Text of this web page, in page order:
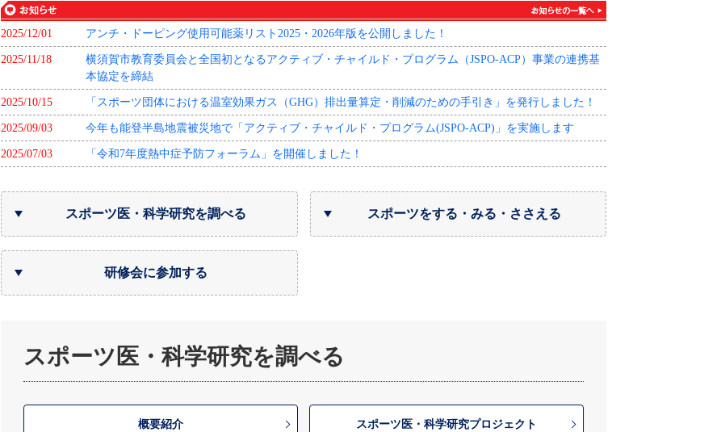
2025/12/01 アンチ・ドーピング使用可能薬リスト2025・2026年版を公開しました！
2025/11/18
横須賀市教育委員会と全国初となるアクティブ・チャイルド・プログラム（JSPO-ACP）事業の連携基
本協定を締結
2025/10/15 「スポーツ団体における温室効果ガス（GHG）排出量算定・削減のための手引き」を発行しました！
2025/09/03 今年も能登半島地震被災地で「アクティブ・チャイルド・プログラム(JSPO-ACP)」を実施します
2025/07/03 「令和7年度熱中症予防フォーラム」を開催しました！
スポーツ医・科学研究を調べる スポーツをする・みる・ささえる
研修会に参加する
スポーツ医・科学研究を調べる
概要紹介 スポーツ医・科学研究プロジェクト